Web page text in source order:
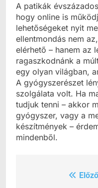
A patikák
hogy online is
lehetőségeket nyit
ellentmondás nem
elérhető – hanem az
ragaszkodnánk a
egy olyan világban,
A gyógyszerészet
szolgálata volt. Ha
tudjuk tenni – akkor
gyógyszer, vagy a
készítmények –
mindenből.
Bejegyzés